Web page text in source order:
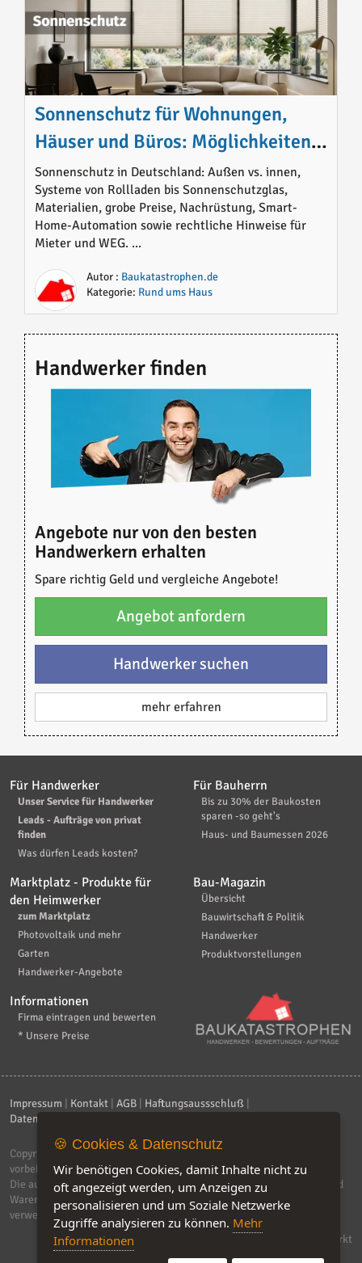
Sonnenschutz für Wohnungen,
Häuser und Büros: Möglichkeiten,
Materialien, Preise und sinnvolle
Lösungen im Überblick
Sonnenschutz in Deutschland: Außen vs. innen,
Systeme von Rollladen bis Sonnenschutzglas,
Materialien, grobe Preise, Nachrüstung, Smart-
Home-Automation sowie rechtliche Hinweise für
Mieter und WEG. ...
Autor : Baukatastrophen.de
Kategorie: Rund ums Haus
Handwerker finden
Angebote nur von den besten
Handwerkern erhalten
Spare richtig Geld und vergleiche Angebote!
Angebot anfordern
Handwerker suchen
mehr erfahren
Für Handwerker
Unser Service für Handwerker
Leads - Aufträge von privat
finden
Was dürfen Leads kosten?
Für Bauherrn
Bis zu 30% der Baukosten
sparen -so geht's
Haus- und Baumessen 2026
Marktplatz - Produkte für
den Heimwerker
zum Marktplatz
Photovoltaik und mehr
Garten
Handwerker-Angebote
Bau-Magazin
Übersicht
Bauwirtschaft & Politik
Handwerker
Produktvorstellungen
Informationen
Firma eintragen und bewerten
* Unsere Preise
Impressum Kontakt AGB Haftungsaussschluß
Datenschutzerklärung
Copyright © 2026ebiz-consult GmbH & Co. KG
vorbehalten.
Die auf dieser Seite verwendeten Produktbezeichnungen, Namen und
Warenzeichen sind Eigentum der jeweiligen Firmen. Unser Portal
verwendet Affiliat-Links, für dir wir Geld erhalten.
Software by IQ-Markt
🍪 Cookies & Datenschutz
Wir benötigen Cookies, damit Inhalte nicht zu
oft angezeigt werden, um Anzeigen zu
personalisieren und um Soziale Netzwerke
Zugriffe analysieren zu können. Mehr
Informationen